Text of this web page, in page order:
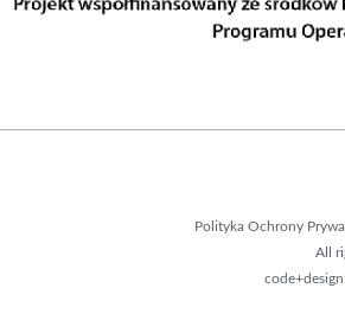
Polityka Ochrony
All
code+design: